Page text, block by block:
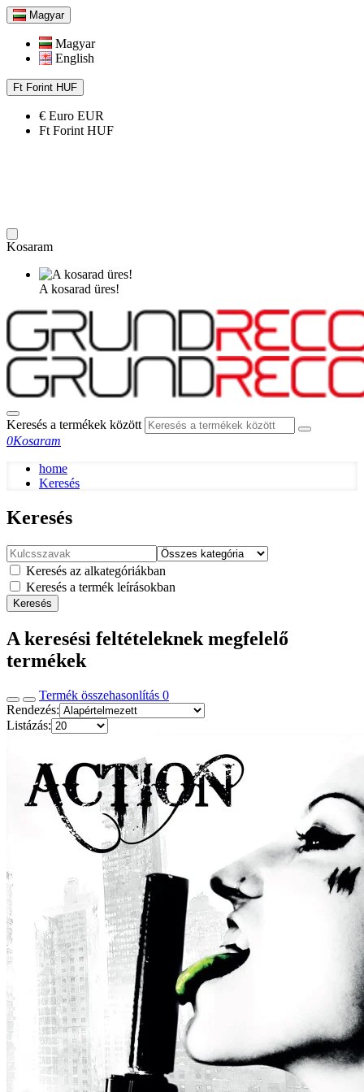
Magyar
Magyar
English
Ft Forint HUF
€ Euro EUR
Ft Forint HUF
Kosaram
A kosarad üres!
Keresés a termékek között
0Kosaram
home
Keresés
Keresés
Keresés az alkategóriákban
Keresés a termék leírásokban
Keresés
A keresési feltételeknek megfelelő
termékek
Termék összehasonlítás 0
Rendezés:
Listázás: